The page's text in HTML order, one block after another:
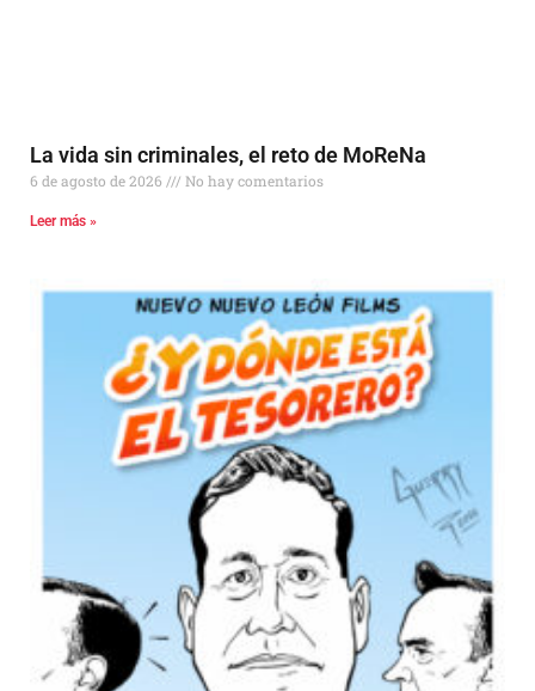
La vida sin criminales, el reto de MoReNa
6 de agosto de 2026 No hay comentarios
Leer más »